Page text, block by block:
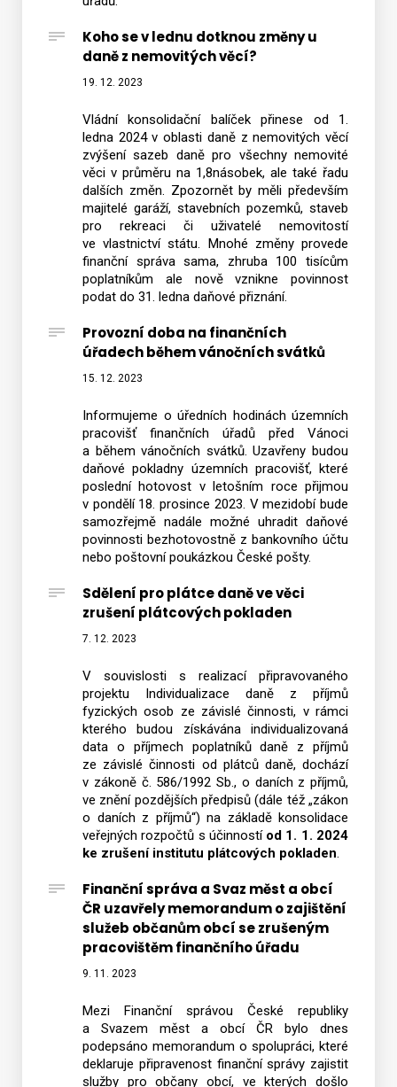
Koho se v lednu dotknou změny u
daně z nemovitých věcí?
19. 12. 2023
Vládní konsolidační balíček přinese od 1.
ledna 2024 v oblasti daně z nemovitých věcí
zvýšení sazeb daně pro všechny nemovité
věci v průměru na 1,8násobek, ale také řadu
dalších změn. Zpozornět by měli především
majitelé garáží, stavebních pozemků, staveb
pro rekreaci či uživatelé nemovitostí
ve vlastnictví státu. Mnohé změny provede
finanční správa sama, zhruba 100 tisícům
poplatníkům ale nově vznikne povinnost
podat do 31. ledna daňové přiznání.
Provozní doba na finančních
úřadech během vánočních svátků
15. 12. 2023
Informujeme o úředních hodinách územních
pracovišť finančních úřadů před Vánoci
a během vánočních svátků. Uzavřeny budou
daňové pokladny územních pracovišť, které
poslední hotovost v letošním roce přijmou
v pondělí 18. prosince 2023. V mezidobí bude
samozřejmě nadále možné uhradit daňové
povinnosti bezhotovostně z bankovního účtu
nebo poštovní poukázkou České pošty.
Sdělení pro plátce daně ve věci
zrušení plátcových pokladen
7. 12. 2023
V souvislosti s realizací připravovaného
projektu Individualizace daně z příjmů
fyzických osob ze závislé činnosti, v rámci
kterého budou získávána individualizovaná
data o příjmech poplatníků daně z příjmů
ze závislé činnosti od plátců daně, dochází
v zákoně č. 586/1992 Sb., o daních z příjmů,
ve znění pozdějších předpisů (dále též „zákon
o daních z příjmů“) na základě konsolidace
veřejných rozpočtů s účinností od 1. 1. 2024
ke zrušení institutu plátcových pokladen
Finanční správa a Svaz měst a obcí
ČR uzavřely memorandum o zajištění
služeb občanům obcí se zrušeným
pracovištěm finančního úřadu
9. 11. 2023
Mezi Finanční správou České republiky
a Svazem měst a obcí ČR bylo dnes
podepsáno memorandum o spolupráci, které
deklaruje připravenost finanční správy zajistit
služby pro občany obcí, ve kterých došlo